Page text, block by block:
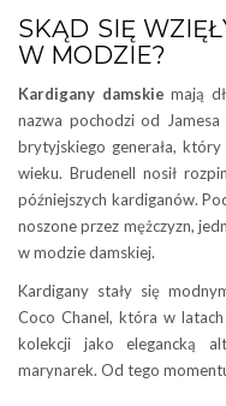
SKĄD SIĘ
W MODZIE?
Kardigany damskie mają
nazwa pochodzi od Jamesa
brytyjskiego generała,
wieku. Brudenell nosił
późniejszych kardiganów.
noszone przez mężczyzn,
w modzie damskiej.
Kardigany stały się
Coco Chanel, która w
kolekcji jako elegancką
marynarek. Od tego